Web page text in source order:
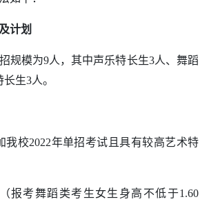
计划
规模为9人，其中声乐特长生3人、舞蹈
生3人。
我校2022年单招考试且具有较高艺术特
报考舞蹈类考生女生身高不低于1.60